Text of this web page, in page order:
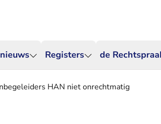
Registers de
HAN niet onrechtmatig